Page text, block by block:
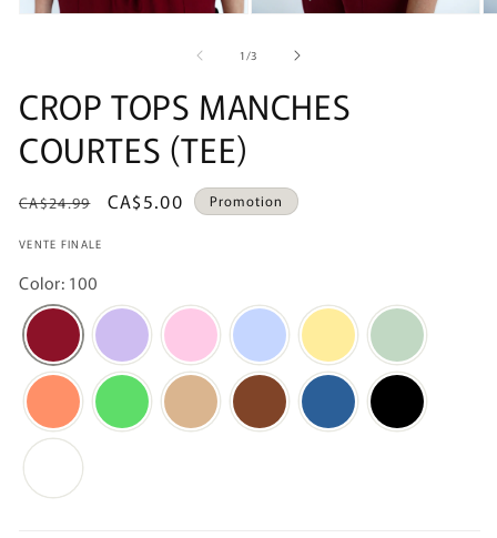
1/de
3
CROP TOPS MANCHES
COURTES (TEE)
Prix
CA$24.99
Prix
CA$5.00 Promotion
VENTE FINALE
Color: 100